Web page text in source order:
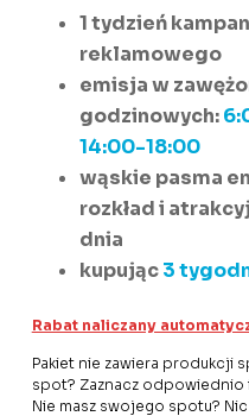
1 tydzień
reklamowego
emisja w
godzinowych:
14:00-18:00
wąskie pasma
rozkład i
dnia
kupując3
Rabat naliczany
Pakiet nie zawiera produkcji
spot? Zaznacz odpowiednio
Nie masz swojego spotu?